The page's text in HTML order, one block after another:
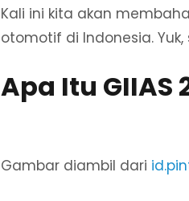
Kali ini kita akan
otomotif di Indonesia.
Apa Itu GIIAS
Gambar diambil dari